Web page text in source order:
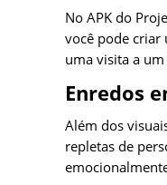
No APK do
você pode criar
uma visita a um
Enredos
Além dos
repletas de